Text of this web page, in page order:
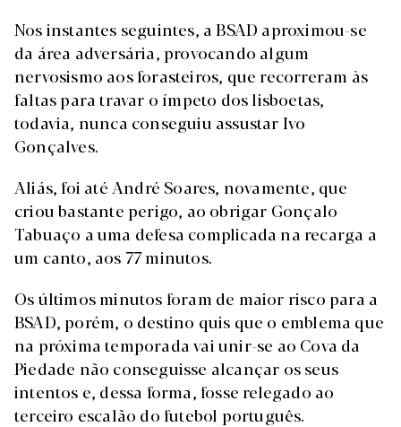
Nos instantes seguintes, a BSAD aproximou-se
da área adversária, provocando algum
nervosismo aos forasteiros, que recorreram às
faltas para travar o ímpeto dos lisboetas,
todavia, nunca conseguiu assustar Ivo
Gonçalves.
Aliás, foi até André Soares, novamente, que
criou bastante perigo, ao obrigar Gonçalo
Tabuaço a uma defesa complicada na recarga a
um canto, aos 77 minutos.
Os últimos minutos foram de maior risco para a
BSAD, porém, o destino quis que o emblema que
na próxima temporada vai unir-se ao Cova da
Piedade não conseguisse alcançar os seus
intentos e, dessa forma, fosse relegado ao
terceiro escalão do futebol português.